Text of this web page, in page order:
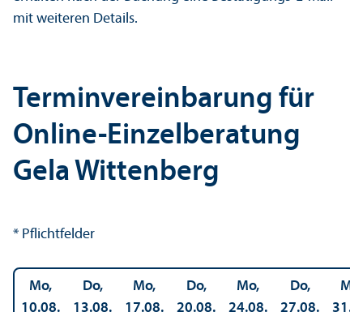
mit weiteren Details.
Termin­vereinbarung für
Online-Einzel­beratung
Gela Wittenberg
* Pflichtfelder
Mo,
10.08.
Do,
13.08.
Mo,
17.08.
Do,
20.08.
Mo,
24.08.
Do,
27.08.
Mo,